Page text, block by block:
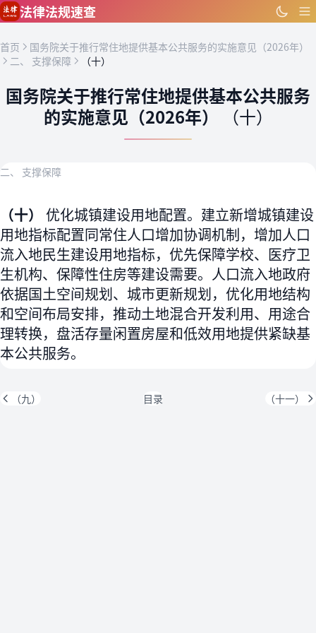
跳到主要内容
法律法规速查
首页
国务院关于推行常住地提供基本公共服务的实施意见（2026年）
二、 支撑保障
（十）
国务院关于推行常住地提供基本公共服务
的实施意见（2026年）
（十）
二、 支撑保障
（十） 优化城镇建设用地配置。建立新增城镇建设
用地指标配置同常住人口增加协调机制，增加人口
流入地民生建设用地指标，优先保障学校、医疗卫
生机构、保障性住房等建设需要。人口流入地政府
依据国土空间规划、城市更新规划，优化用地结构
和空间布局安排，推动土地混合开发利用、用途合
理转换，盘活存量闲置房屋和低效用地提供紧缺基
本公共服务。
（九） 目录 （十一）